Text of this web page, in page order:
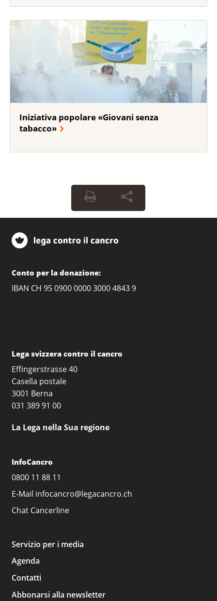
Iniziativa popolare «Giovani senza
tabacco»
Conto per la donazione:
IBAN CH 95 0900 0000 3000 4843 9
Lega svizzera contro il cancro
Effingerstrasse 40
Casella postale
3001 Berna
031 389 91 00
La Lega nella Sua regione
InfoCancro
0800 11 88 11
E-Mail infocancro@legacancro.ch
Chat Cancerline
Servizio per i media
Agenda
Contatti
Abbonarsi alla newsletter